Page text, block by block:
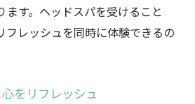
ます。ヘッドスパを受けること
フレッシュを同時に体験できるの
をリフレッシュ